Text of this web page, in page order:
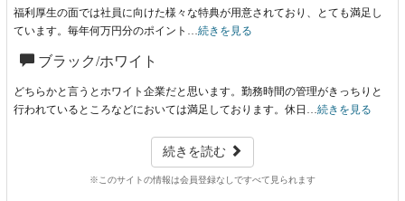
福利厚生の面では社員に向けた様々な特典が用意されており、とても満足し
ています。毎年何万円分のポイント…続きを見る
ブラック/ホワイト
どちらかと言うとホワイト企業だと思います。勤務時間の管理がきっちりと
行われているところなどにおいては満足しております。休日…続きを見る
続きを読む
※このサイトの情報は会員登録なしですべて見られます